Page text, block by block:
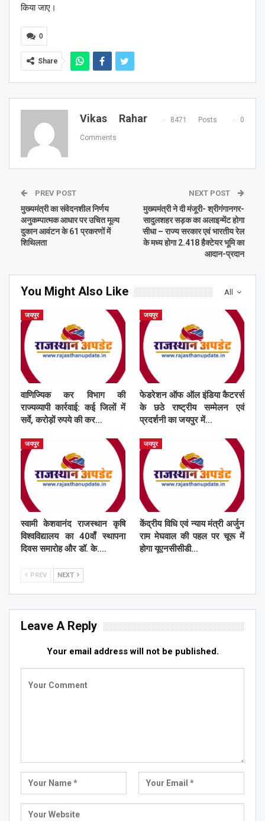
किया जाए।
0
Share
Vikas Rahar 8471 Posts 0
Comments
PREV POST
मुख्यमंत्री का संवेदनशील निर्णय
अनुकम्पात्मक आधार पर उचित मूल्य
दुकान आवंटन के 61 प्रकरणों में
शिथिलता
NEXT POST
मुख्यमंत्री ने दी मंजूरी- श्रीगंगानगर-
सादुलशहर सड़क का अलाइन्मेंट होगा
सीधा – राज्य सरकार एवं भारतीय रेल
के मध्य होगा 2.418 हैक्टेयर भूमि का
आदान-प्रदान
All
You Might Also Like
जयपुर
वाणिज्यिक कर विभाग की
राज्यव्यापी कार्रवाई: कई जिलों में
सर्वे, करोड़ों रुपये की कर…
जयपुर
फेडरेशन ऑफ ऑल इंडिया कैटरर्स
के छठे राष्ट्रीय सम्मेलन एवं
प्रदर्शनी का जयपुर में…
जयपुर
स्वामी केशवानंद राजस्थान कृषि
विश्वविद्यालय का 40वाँ स्थापना
दिवस समारोह और डॉ. के.…
जयपुर
केंद्रीय विधि एवं न्याय मंत्री अर्जुन
राम मेघवाल की पहल पर चूरू में
होगा यूएनसीसीडी…
PREV NEXT
Leave A Reply
Your email address will not be published.